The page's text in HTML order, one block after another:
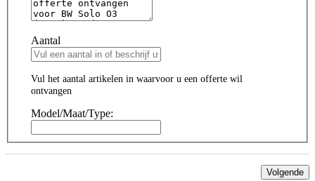
Aantal
Vul het aantal artikelen in waarvoor u een offerte wil
ontvangen
Model/Maat/Type:
Volgende